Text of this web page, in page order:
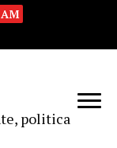
politica